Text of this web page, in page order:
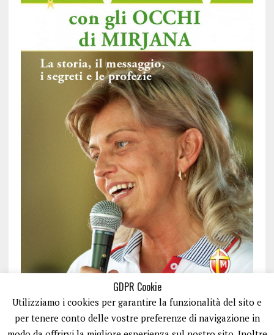
GDPR Cookie
Utilizziamo i cookies per garantire la funzionalità del sito e
per tenere conto delle vostre preferenze di navigazione in